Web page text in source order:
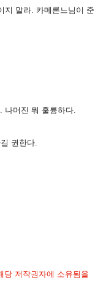
지 말라. 카메론느님이 준
나머진 뭐 훌륭하다.
권한다.
저작권자에 소유됨을